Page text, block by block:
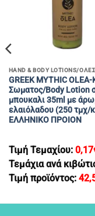
GREEK MYTHIC
Σωματος/Body Lotion
μπουκαλι 35ml με
ελαιόλαδου (250 τμχ/
EΛΛΗΝΙΚΟ ΠΡΟΙΟΝ
Τιμή Τεμαχίου: 0,17
Τεμάχια ανά
Τιμή προϊόντος: